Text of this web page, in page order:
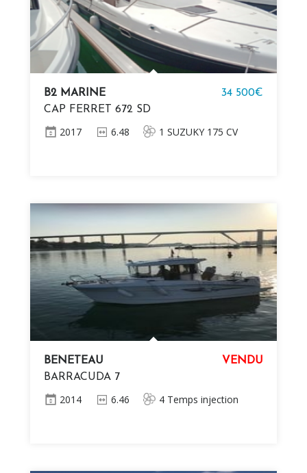
B2 MARINE
CAP FERRET 672 SD
34 500€
2017 6.48 1 SUZUKY 175 CV
BENETEAU
BARRACUDA 7
VENDU
2014 6.46 4 Temps injection